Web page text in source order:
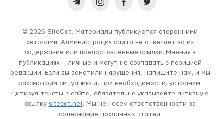
© 2026 SiteCat. Материалы публикуются сторонними
авторами. Администрация сайта не отвечает за их
содержание или предоставленные ссылки. Мнения в
публикациях – личные и могут не совпадать с позицией
редакции. Если вы заметили нарушения, напишите нам, и мы
рассмотрим ситуацию и, при необходимости, устраним.
Цитируя тексты с сайта, обязательно указывайте активную
ссылку sitecat.net. Мы не несем ответственности за
содержание посланных статей.